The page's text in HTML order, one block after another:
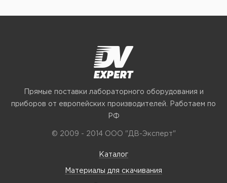
Прямые поставки лабораторного оборудования и
приборов от европейских производителей. Работаем по
РФ
© 2009 - 2014 ООО "ДВ-Эксперт"
Каталог
Материалы для скачивания